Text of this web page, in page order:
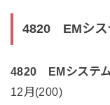
4820 EMシス
4820 EMシステ
12月(200)